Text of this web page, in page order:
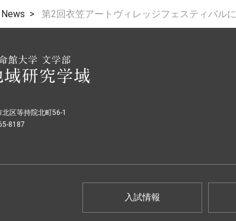
News 第2回衣笠アートヴィレッジフェスティバルに
区等持院北町56-1
8187
入試情報